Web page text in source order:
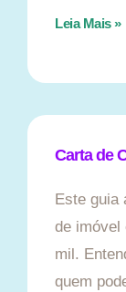
Leia Mais »
Carta de
Este guia
de imóvel
mil.
quem